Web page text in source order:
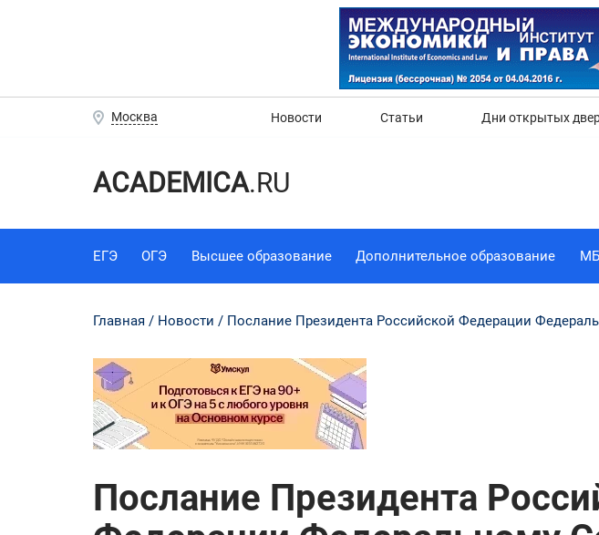
Москва Новости Статьи Дни открытых
ACADEMICA.RU
ЕГЭ ОГЭ Высшее образование Дополнительное образование
Главная Новости Послание Президента Российской Федерации
Послание Президента
Нет